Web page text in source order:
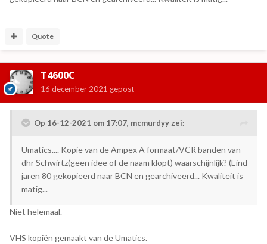
Quote
T4600C
16 december 2021 gepost
Op 16-12-2021 om 17:07, mcmurdyy zei:
Umatics.... Kopie van de Ampex A formaat/VCR banden van
dhr Schwirtz(geen idee of de naam klopt) waarschijnlijk? (Eind
jaren 80 gekopieerd naar BCN en gearchiveerd... Kwaliteit is
matig...
Niet helemaal.
VHS kopiën gemaakt van de Umatics.